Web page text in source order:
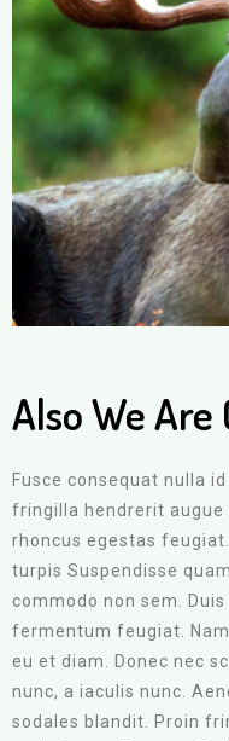
Also We
Fusce consequat nulla
fringilla hendrerit augue
rhoncus egestas
turpis Suspendisse
commodo non sem.
fermentum feugiat.
eu et diam. Donec nec
nunc, a iaculis nunc.
sodales blandit. Proin